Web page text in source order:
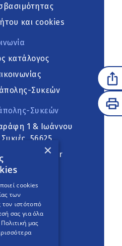
και cookies
κατάλογος
Συκεών
Συκεών
1 & Ιωάννου
56625
Version
project
×
cookies
των
ιστότοπό
σας για όλα
μας